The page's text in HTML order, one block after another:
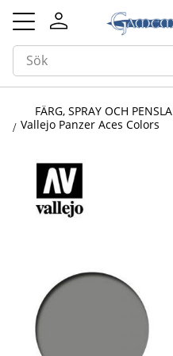
Meny
FÄRG, SPRAY OCH
Vallejo Panzer Aces Colors